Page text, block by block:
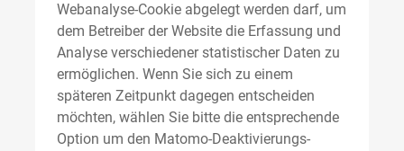
Webanalyse-Cookie abgelegt werden darf, um
dem Betreiber der Website die Erfassung und
Analyse verschiedener statistischer Daten zu
ermöglichen. Wenn Sie sich zu einem
späteren Zeitpunkt dagegen entscheiden
möchten, wählen Sie bitte die entsprechende
Option um den Matomo-Deaktivierungs-